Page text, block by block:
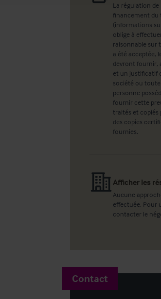
La régulation
financement du
(informations
oblige à
raisonnable sur
a été acceptée,
devront fournir,
et un justificatif
société ou
personne
fournir cette
traités et copiés
des copies
fournies.
Afficher les
Aucune
effectuée. Pour
contacter le
Contact